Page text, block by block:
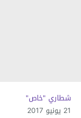
شطاري "خاص"
21 يونيو 2017